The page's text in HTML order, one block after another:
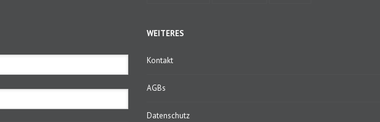
WEITERES
Kontakt
AGBs
Datenschutz